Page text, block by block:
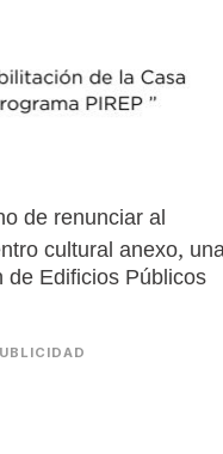
de renunciar al
cultural anexo,
Edificios Públicos